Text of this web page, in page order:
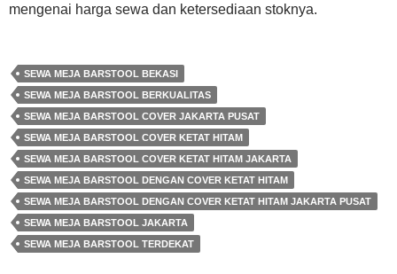
mengenai harga sewa dan ketersediaan stoknya.
SEWA MEJA BARSTOOL BEKASI
SEWA MEJA BARSTOOL BERKUALITAS
SEWA MEJA BARSTOOL COVER JAKARTA PUSAT
SEWA MEJA BARSTOOL COVER KETAT HITAM
SEWA MEJA BARSTOOL COVER KETAT HITAM JAKARTA
SEWA MEJA BARSTOOL DENGAN COVER KETAT HITAM
SEWA MEJA BARSTOOL DENGAN COVER KETAT HITAM JAKARTA PUSAT
SEWA MEJA BARSTOOL JAKARTA
SEWA MEJA BARSTOOL TERDEKAT